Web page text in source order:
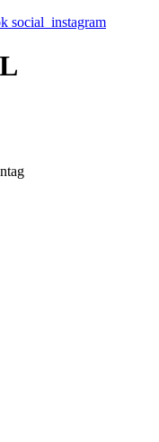
social_instagram